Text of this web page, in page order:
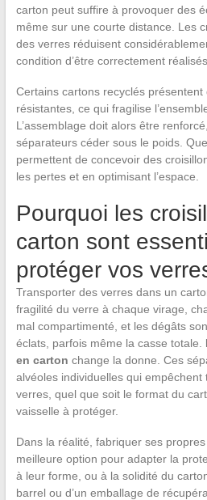
carton peut suffire à provoquer des
même sur une courte distance. Les
des verres réduisent
condition d’être correctement
Certains cartons recyclés présentent
résistantes, ce qui fragilise
L’assemblage doit alors être
séparateurs céder sous le poids.
permettent de concevoir des
les pertes et en optimisant l’espace.
Pourquoi les
carton sont
protéger vos
Transporter des verres dans un
fragilité du verre à chaque virage,
mal compartimenté, et les dégâts
éclats, parfois même la casse totale.
en carton change la donne. Ces
alvéoles individuelles qui
verres, quel que soit le format du
vaisselle à protéger.
Dans la réalité, fabriquer ses
meilleure option pour adapter la
à leur forme, ou à la solidité du
barrel ou d’un emballage de